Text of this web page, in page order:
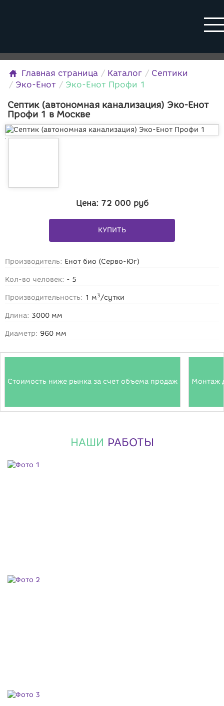
Главная страница Каталог
Септики
Эко-Енот
Эко-Енот Профи 1
Септик (автономная канализация) Эко-Енот
Профи 1 в Москве
Цена: 72 000руб
КУПИТЬ
Производитель: Енот био (Серво-Юг)
Кол-во человек: - 5
Производительность: 1 м3/сутки
Длина: 3000 мм
Диаметр: 960 мм
Стоимость ниже рынка за счет объема продаж Монтаж
НАШИ РАБОТЫ